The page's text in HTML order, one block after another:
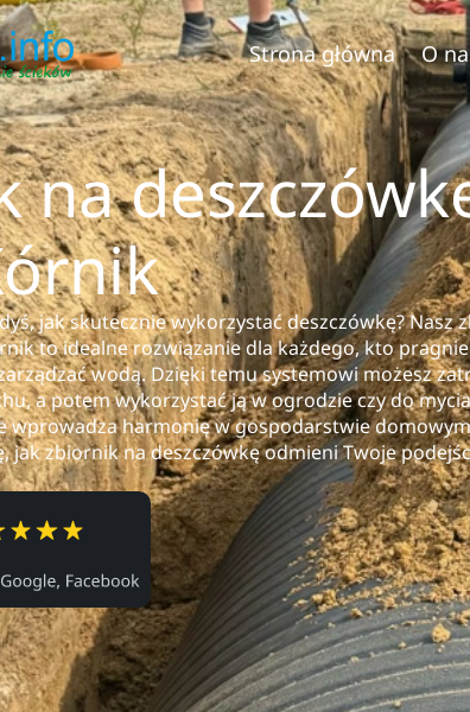
Strona główna O
na
jak skutecznie wykorzystać deszczówkę? Nasz
to idealne rozwiązanie dla każdego, kto
wodą. Dzięki temu systemowi możesz
a potem wykorzystać ją w ogrodzie czy do
wprowadza harmonię w gospodarstwie
jak zbiornik na deszczówkę odmieni Twoje